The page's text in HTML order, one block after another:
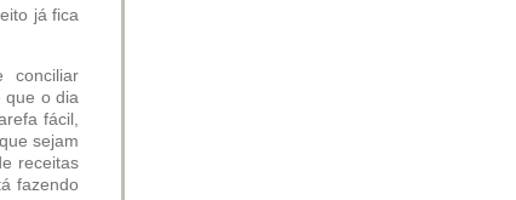
já fica
conciliar
que o dia
fácil,
sejam
receitas
fazendo